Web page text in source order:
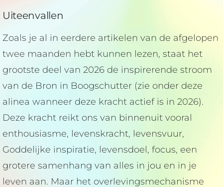
Uiteenvallen
Zoals je al in eerdere artikelen van de afgelopen
twee maanden hebt kunnen lezen, staat het
grootste deel van 2026 de inspirerende stroom
van de Bron in Boogschutter (zie onder deze
alinea wanneer deze kracht actief is in 2026).
Deze kracht reikt ons van binnenuit vooral
enthousiasme, levenskracht, levensvuur,
Goddelijke inspiratie, levensdoel, focus, een
grotere samenhang van alles in jou en in je
leven aan. Maar het overlevingsmechanisme